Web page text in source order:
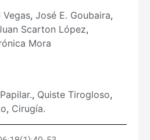
Vegas, José E. Goubaira,
Scarton López,
Mora
, Quiste Tirogloso,
, Cirugía.